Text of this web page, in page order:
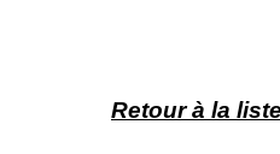
Retour à la